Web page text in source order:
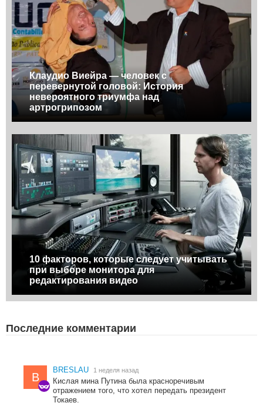
Клаудио Виейра — человек с
перевернутой головой: История
невероятного триумфа над
артрогрипозом
10 факторов, которые следует учитывать
при выборе монитора для
редактирования видео
Последние комментарии
B
BRESLAU 1 неделя назад
Кислая мина Путина была красноречивым
отражением того, что хотел передать президент
Токаев.